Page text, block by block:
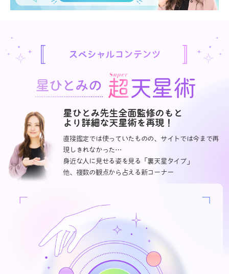
スペシャルコンテンツ
星ひとみ先生全面監修のもと
より詳細な天星術を再現！
直接鑑定では使っていたものの、サイトでは今まで再
現しきれなかった…
身近な人に見せる姿を見る「裏天星タイプ」
他、複数の観点から占える新コーナー